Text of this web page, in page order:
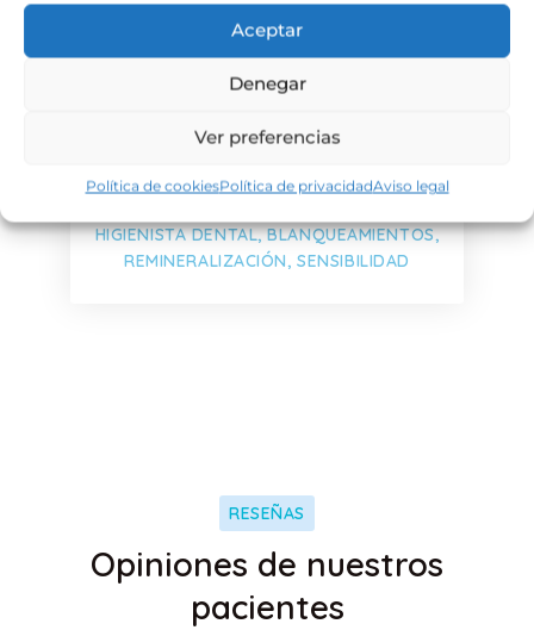
Aceptar
Denegar
Ver preferencias
Política de cookiesPolítica de privacidadAviso legal
Ana Mª Funez Castro
HIGIENISTA DENTAL, BLANQUEAMIENTOS,
REMINERALIZACIÓN, SENSIBILIDAD
RESEÑAS
Opiniones de nuestros
pacientes